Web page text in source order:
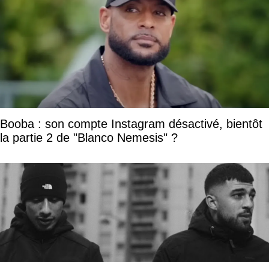
Booba : son compte Instagram désactivé, bientôt
la partie 2 de "Blanco Nemesis" ?